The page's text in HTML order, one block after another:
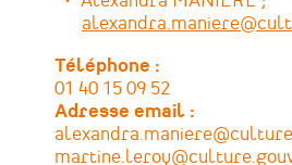
Téléphone
01 40 15 09 52
Adresse email